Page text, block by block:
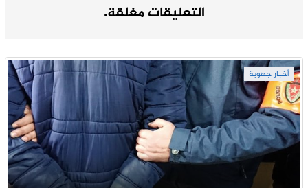
التعليقات مغلقة.
أخبار جهوية